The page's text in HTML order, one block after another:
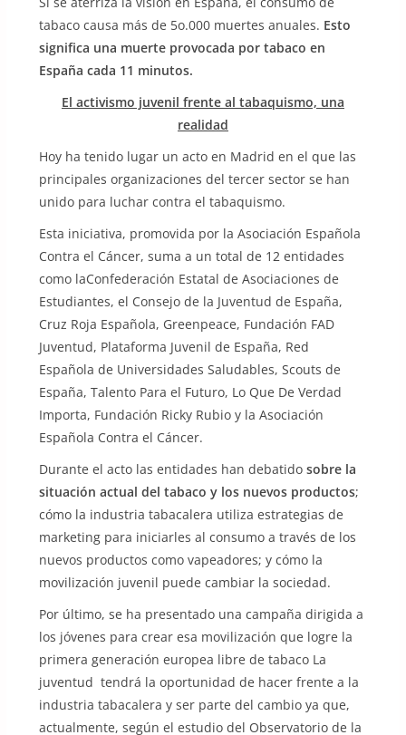
tabaco causa más de 5o.000 muertes anuales. Esto
significa una muerte provocada por tabaco en
España cada 11 minutos.
El activismo juvenil frente al tabaquismo, una
realidad
Hoy ha tenido lugar un acto en Madrid en el que las
principales organizaciones del tercer sector se han
unido para luchar contra el tabaquismo.
Esta iniciativa, promovida por la Asociación Española
Contra el Cáncer, suma a un total de 12 entidades
como laConfederación Estatal de Asociaciones de
Estudiantes, el Consejo de la Juventud de España,
Cruz Roja Española, Greenpeace, Fundación FAD
Juventud, Plataforma Juvenil de España, Red
Española de Universidades Saludables, Scouts de
España, Talento Para el Futuro, Lo Que De Verdad
Importa, Fundación Ricky Rubio y la Asociación
Española Contra el Cáncer.
Durante el acto las entidades han debatidosobre la
situación actual del tabaco y los nuevos productos;
cómo la industria tabacalera utiliza estrategias de
marketing para iniciarles al consumo a través de los
nuevos productos como vapeadores; y cómo la
movilización juvenil puede cambiar la sociedad.
Por último, se ha presentado una campaña dirigida a
los jóvenes para crear esa movilización que logre la
primera generación europea libre de tabaco La
juventud tendrá la oportunidad de hacer frente a la
industria tabacalera y ser parte del cambio ya que,
actualmente, según el estudio del Observatorio de la